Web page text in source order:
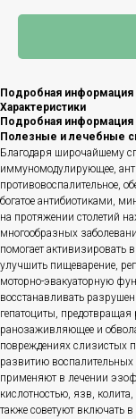
Подробная информация
Характеристики
Подробная информация
Полезные и лечебные
Благодаря широчайшему
иммуномодулирующее,
противовоспалительное,
богатое антибиотиками,
на протяжении столетий
многообразных
помогает активизировать
улучшить пищеварение,
моторно-эвакуаторную
восстанавливать
гепатоциты, предотвращая
ранозаживляющее и
повреждениях слизистых
развитию
применяют в лечении
кислотностью, язв,
также советуют включать